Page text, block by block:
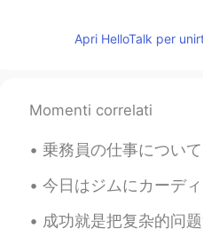
이열 언니 연애 시
June Seok
@Sania 사니아
Sania 사니아
Apri HelloTalk per
Momenti correlati
乗務員の仕事について大阪は第二のお家になりましたので友達になりたいです！ そしてどこかいいヨガ
今日はジムにカーディオの運動で頑張った Today I worked out hard
成功就是把复杂的问题简单化，然后狠狠去做。 Success is